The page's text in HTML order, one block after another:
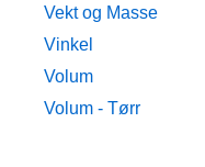
Vekt og Masse
Vinkel
Volum
Volum - Tørr